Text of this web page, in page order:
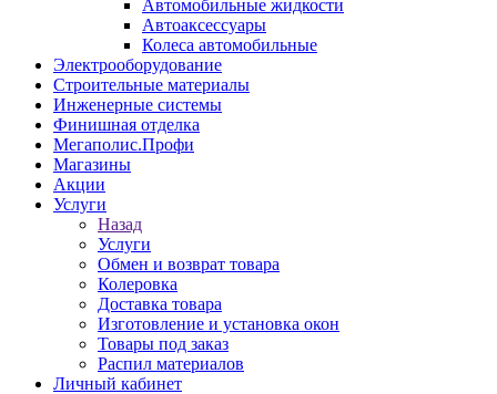
Автомобильные жидкости
Автоаксессуары
Колеса автомобильные
Электрооборудование
Строительные материалы
Инженерные системы
Финишная отделка
Мегаполис.Профи
Магазины
Акции
Услуги
Назад
Услуги
Обмен и возврат товара
Колеровка
Доставка товара
Изготовление и установка окон
Товары под заказ
Распил материалов
Личный кабинет